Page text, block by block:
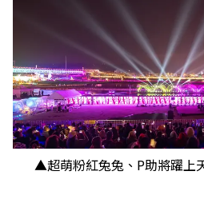
▲超萌粉紅兔兔、P助將躍上